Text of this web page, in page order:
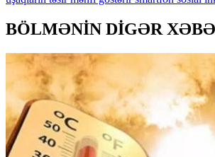
BÖLMƏNİN DİGƏR